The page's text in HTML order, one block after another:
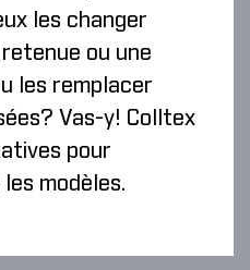
les changer
ou une
les remplacer
Vas-y! Colltex
pour
modèles.